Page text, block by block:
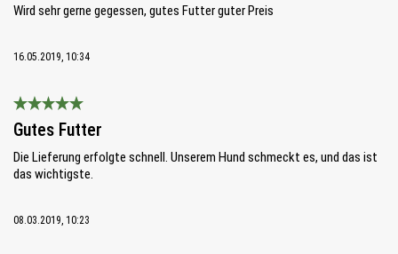
Wird sehr gerne gegessen, gutes Futter guter Preis
16.05.2019, 10:34
Bewertung mit 5 von 5 Sternen
Gutes Futter
Die Lieferung erfolgte schnell. Unserem Hund schmeckt es, und das ist
das wichtigste.
08.03.2019, 10:23